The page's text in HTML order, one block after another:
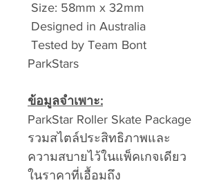
Size: 58mm x 32mm⁠
Designed in Australia⁠
Tested by Team Bont
ParkStars⁠
ข้อมูลจำเพาะ:
ParkStar Roller Skate Package
รวมสไตล์ประสิทธิภาพและ
ความสบายไว้ในแพ็คเกจเดียว
ในราคาที่เอื้อมถึง